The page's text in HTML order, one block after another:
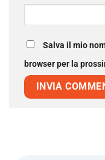
Salva il mio
browser per la